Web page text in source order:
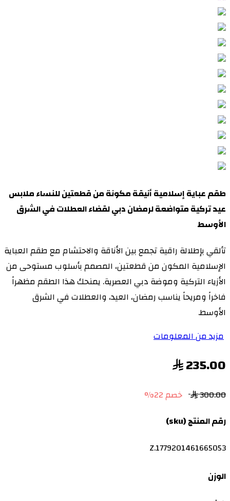
طقم عباية إسلامية أنيقة مكونة من قطعتين للنساء ملابس
عيد تركية متواضعة لرمضان دبي لقضاء العطلات في الشرق
الأوسط
تألقي بإطلالة راقية تجمع بين الأناقة والاحتشام مع طقم العباية
الإسلامية المكون من قطعتين، المصمم بأسلوب مستوحى من
الأزياء التركية وموضة دبي العصرية. يمنحك هذا الطقم مظهراً
فاخراً ومريحاً يناسب رمضان، العيد، والعطلات في الشرق
الأوسط.
مزيد من المعلومات
235.00
300.00
رقم المنتج (sku)
Z.1779201461665053
الوزن